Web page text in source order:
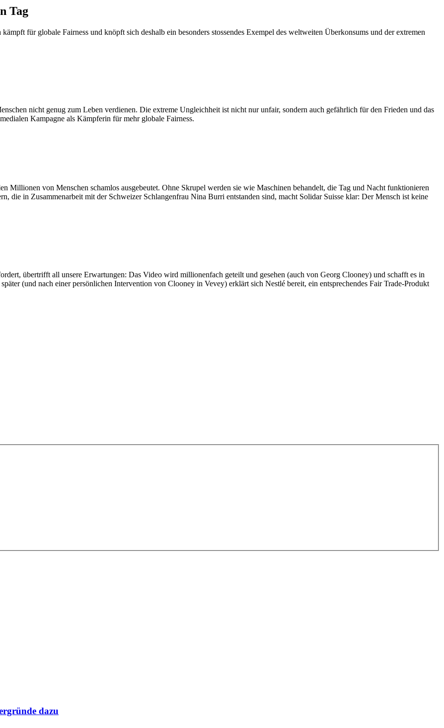
Tag
für globale Fairness und knöpft sich deshalb ein besonders stossendes Exempel des weltweiten Überkonsums und der extremen
nicht genug zum Leben verdienen. Die extreme Ungleichheit ist nicht nur unfair, sondern auch gefährlich für den Frieden und das
Kampagne als Kämpferin für mehr globale Fairness.
Millionen von Menschen schamlos ausgebeutet. Ohne Skrupel werden sie wie Maschinen behandelt, die Tag und Nacht funktionieren
die in Zusammenarbeit mit der Schweizer Schlangenfrau Nina Burri entstanden sind, macht Solidar Suisse klar: Der Mensch ist keine
übertrifft all unsere Erwartungen: Das Video wird millionenfach geteilt und gesehen (auch von Georg Clooney) und schafft es in
(und nach einer persönlichen Intervention von Clooney in Vevey) erklärt sich Nestlé bereit, ein entsprechendes Fair Trade-Produkt
dazu